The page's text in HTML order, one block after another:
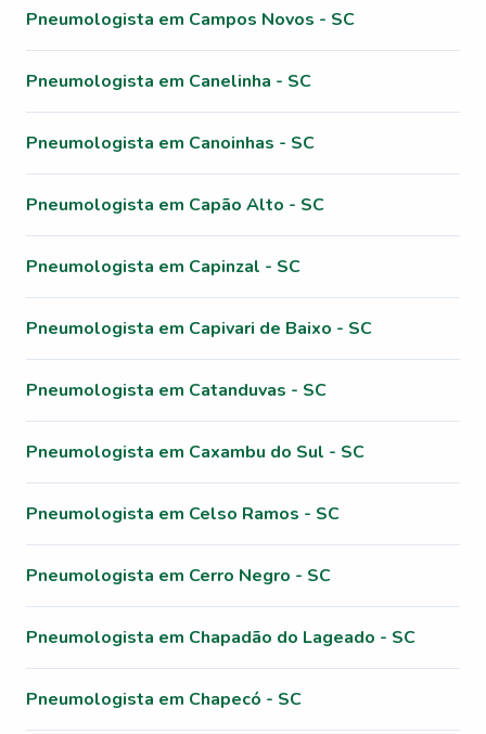
Pneumologista em Campos Novos - SC
Pneumologista em Canelinha - SC
Pneumologista em Canoinhas - SC
Pneumologista em Capão Alto - SC
Pneumologista em Capinzal - SC
Pneumologista em Capivari de Baixo - SC
Pneumologista em Catanduvas - SC
Pneumologista em Caxambu do Sul - SC
Pneumologista em Celso Ramos - SC
Pneumologista em Cerro Negro - SC
Pneumologista em Chapadão do Lageado - SC
Pneumologista em Chapecó - SC